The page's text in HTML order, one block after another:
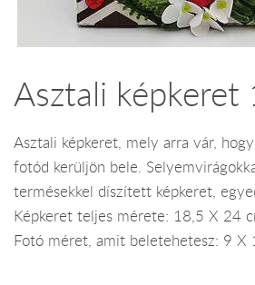
Asztali képkeret
Asztali képkeret, mely arra vár,
fotód kerüljön bele.
termésekkel díszített képkeret,
Képkeret teljes mérete: 18,5 X 24
Fotó méret, amit beletehetesz: 9 X